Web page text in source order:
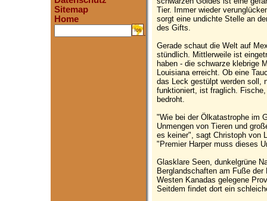
Sitemap
Home
.
Tier. Immer wieder
sorgt eine undichte Stelle an
des Gifts.
Gerade schaut die Welt auf
stündlich. Mittlerweile ist
haben - die schwarze klebrige
Louisiana erreicht. Ob eine
das Leck gestülpt werden soll,
funktioniert, ist fraglich.
bedroht.
"Wie bei der Ölkatastrophe im
Unmengen von Tieren und
es keiner", sagt Christoph von
"Premier Harper muss dieses
Glasklare Seen, dunkelgrüne
Berglandschaften am Fuße
Westen Kanadas gelegene
Seitdem findet dort ein